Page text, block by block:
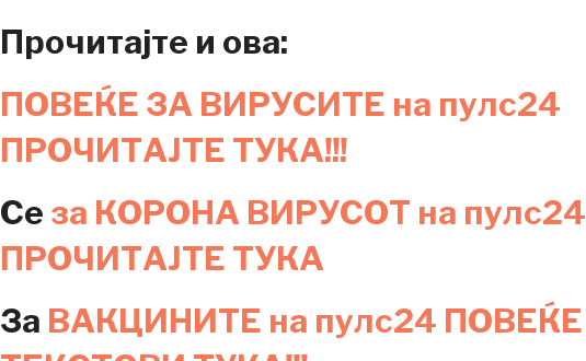
Прочитајте и ова:
ПОВЕЌЕ ЗА ВИРУСИТЕ на пулс24
ПРОЧИТАЈТЕ ТУКА!!!
Се за КОРОНА ВИРУСОТ на пулс24
ПРОЧИТАЈТЕ ТУКА
За ВАКЦИНИТЕ на пулс24 ПОВЕЌЕ